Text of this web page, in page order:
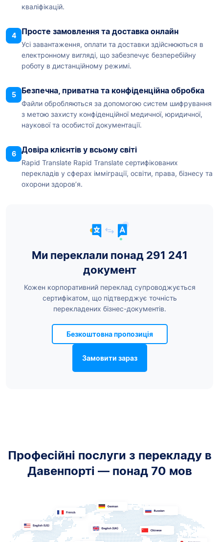
кваліфікацій.
4 Просте замовлення та доставка онлайн
Усі завантаження, оплати та доставки здійснюються в
електронному вигляді, що забезпечує безперебійну
роботу в дистанційному режимі.
5 Безпечна, приватна та конфіденційна обробка
Файли обробляються за допомогою систем шифрування
з метою захисту конфіденційної медичної, юридичної,
наукової та особистої документації.
6 Довіра клієнтів у всьому світі
Rapid Translate Rapid Translate сертифікованих
перекладів у сферах імміграції, освіти, права, бізнесу та
охорони здоров’я.
Ми переклали понад 291 241
документ
Кожен корпоративний переклад супроводжується
сертифікатом, що підтверджує точність
перекладених бізнес-документів.
Безкоштовна пропозиція
Замовити зараз
Професійні послуги з перекладу в
Давенпорті — понад 70 мов